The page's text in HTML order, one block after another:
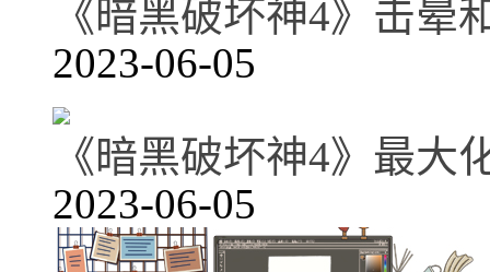
《暗黑破坏神4》击晕
2023-06-05
《暗黑破坏神4》最大
2023-06-05